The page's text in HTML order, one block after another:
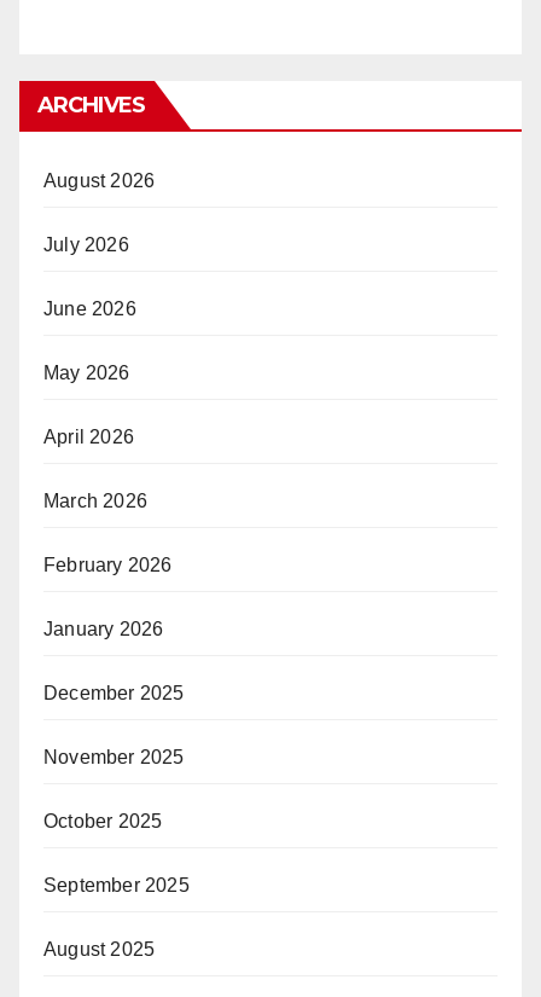
ARCHIVES
August 2026
July 2026
June 2026
May 2026
April 2026
March 2026
February 2026
January 2026
December 2025
November 2025
October 2025
September 2025
August 2025